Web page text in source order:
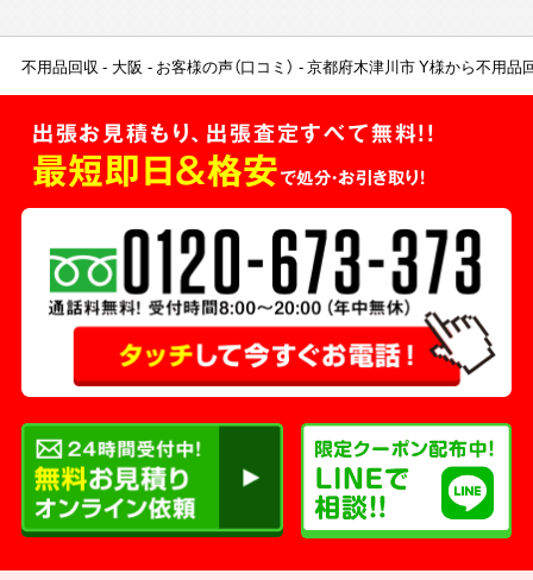
不用品回収 大阪 お客様の声（口コミ） 京都府木津川市 Y様から不用品
出張お見積もり、出張査定すべて無料!!
最短即日＆格安で処分・お引き取り！